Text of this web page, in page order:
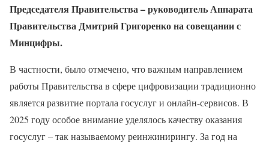
Председателя Правительства – руководитель Аппарата
Правительства Дмитрий Григоренко на совещании с
Минцифры.
В частности, было отмечено, что важным направлением
работы Правительства в сфере цифровизации традиционно
является развитие портала госуслуг и онлайн-сервисов. В
2025 году особое внимание уделялось качеству оказания
госуслуг – так называемому реинжинирингу. За год на